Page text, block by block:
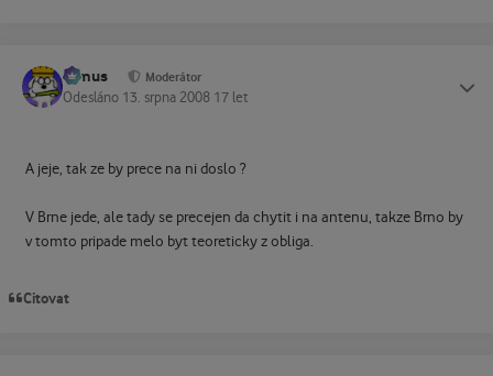
tomus Moderátor
Odesláno 13. srpna 2008 17 let
A jeje, tak ze by prece na ni doslo ?
V Brne jede, ale tady se precejen da chytit i na antenu, takze Brno by
v tomto pripade melo byt teoreticky z obliga.
Citovat